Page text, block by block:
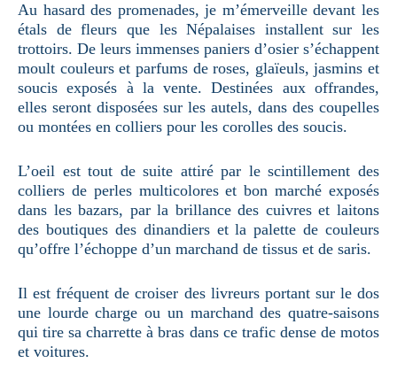
Au hasard des promenades, je m’émerveille devant les
étals de fleurs que les Népalaises installent sur les
trottoirs. De leurs immenses paniers d’osier s’échappent
moult couleurs et parfums de roses, glaïeuls, jasmins et
soucis exposés à la vente. Destinées aux offrandes,
elles seront disposées sur les autels, dans des coupelles
ou montées en colliers pour les corolles des soucis.
L’oeil est tout de suite attiré par le scintillement des
colliers de perles multicolores et bon marché exposés
dans les bazars, par la brillance des cuivres et laitons
des boutiques des dinandiers et la palette de couleurs
qu’offre l’échoppe d’un marchand de tissus et de saris.
Il est fréquent de croiser des livreurs portant sur le dos
une lourde charge ou un marchand des quatre-saisons
qui tire sa charrette à bras dans ce trafic dense de motos
et voitures.